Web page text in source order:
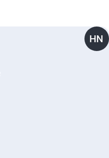
HN